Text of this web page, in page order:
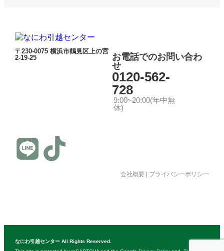
〒230-0075 横浜市鶴見区上の宮
2-19-25
お電話でのお問い合わ
せ
0120-562-
728
9:00~20:00(年中無
休)
会社概要 プライバシーポリシー
なにわ引越センター All Rights Reserved.